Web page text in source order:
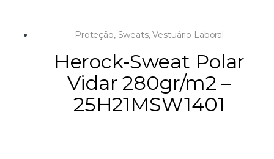
Proteção, Sweats,Vestuário Laboral
Herock-Sweat Polar
Vidar 280gr/m2 –
25H21MSW1401